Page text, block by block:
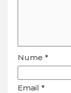
Nume *
Email *